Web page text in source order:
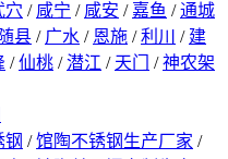
穴 / 咸宁 / 咸安 / 嘉鱼 /通城
随县 / 广水 / 恩施 /利川 / 建
/仙桃 /潜江 / 天门 /神农架
钢 /馆陶不锈钢生产厂家 /